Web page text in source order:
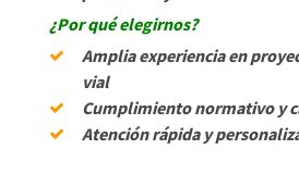
¿Por qué elegirnos?
Amplia experiencia en
vial
Cumplimiento normativo y
Atención rápida y